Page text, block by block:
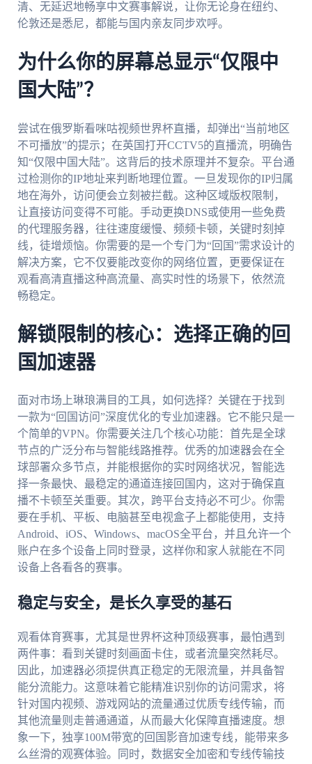
清、无延迟地畅享中文赛事解说，让你无论身在纽约、
伦敦还是悉尼，都能与国内亲友同步欢呼。
为什么你的屏幕总显示“仅限中
国大陆”？
尝试在俄罗斯看咪咕视频世界杯直播，却弹出“当前地区
不可播放”的提示；在英国打开CCTV5的直播流，明确告
知“仅限中国大陆”。这背后的技术原理并不复杂。平台通
过检测你的IP地址来判断地理位置。一旦发现你的IP归属
地在海外，访问便会立刻被拦截。这种区域版权限制，
让直接访问变得不可能。手动更换DNS或使用一些免费
的代理服务器，往往速度缓慢、频频卡顿，关键时刻掉
线，徒增烦恼。你需要的是一个专门为“回国”需求设计的
解决方案，它不仅要能改变你的网络位置，更要保证在
观看高清直播这种高流量、高实时性的场景下，依然流
畅稳定。
解锁限制的核心：选择正确的回
国加速器
面对市场上琳琅满目的工具，如何选择？关键在于找到
一款为“回国访问”深度优化的专业加速器。它不能只是一
个简单的VPN。你需要关注几个核心功能：首先是全球
节点的广泛分布与智能线路推荐。优秀的加速器会在全
球部署众多节点，并能根据你的实时网络状况，智能选
择一条最快、最稳定的通道连接回国内，这对于确保直
播不卡顿至关重要。其次，跨平台支持必不可少。你需
要在手机、平板、电脑甚至电视盒子上都能使用，支持
Android、iOS、Windows、macOS全平台，并且允许一个
账户在多个设备上同时登录，这样你和家人就能在不同
设备上各看各的赛事。
稳定与安全，是长久享受的基石
观看体育赛事，尤其是世界杯这种顶级赛事，最怕遇到
两件事：看到关键时刻画面卡住，或者流量突然耗尽。
因此，加速器必须提供真正稳定的无限流量，并具备智
能分流能力。这意味着它能精准识别你的访问需求，将
针对国内视频、游戏网站的流量通过优质专线传输，而
其他流量则走普通通道，从而最大化保障直播速度。想
象一下，独享100M带宽的回国影音加速专线，能带来多
么丝滑的观赛体验。同时，数据安全加密和专线传输技